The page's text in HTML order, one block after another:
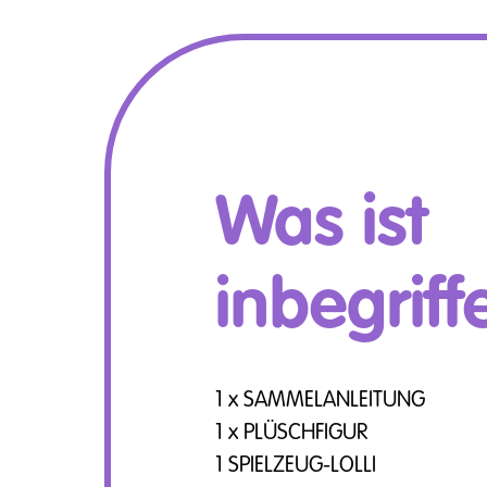
Was ist
1 x SAMMELANLEITUNG
1 x PLÜSCHFIGUR
1 SPIELZEUG-LOLLI